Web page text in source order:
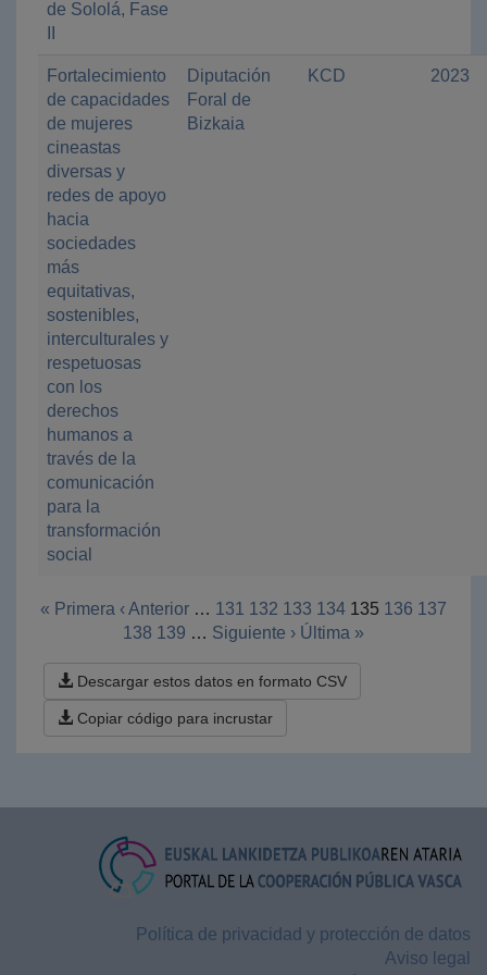
de Sololá, Fase
Fortalecimiento
de capacidades
de mujeres
cineastas
diversas y
redes de apoyo
hacia
sociedades
más
equitativas,
sostenibles,
interculturales y
respetuosas
con los
derechos
humanos a
través de la
comunicación
para la
transformación
social
Diputación
Foral de
Bizkaia
KCD 2023
« Primera ‹ Anterior … 131 132 133 134 135 136 137
138 139 … Siguiente › Última »
Descargar estos datos en formato CSV
Copiar código para incrustar
Política de privacidad y protección de datos
Aviso legal